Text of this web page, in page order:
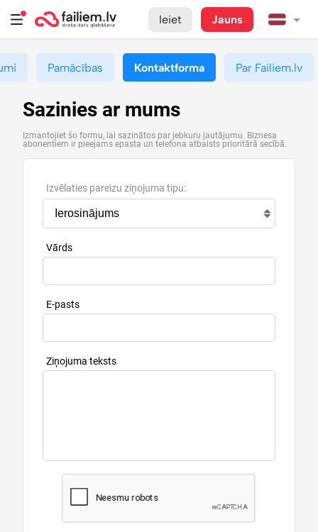
Ieiet Jauns
Pamācības Kontaktforma Par Failiem.lv
Sazinies ar mums
Izmantojiet šo formu, lai sazinātos par jebkuru jautājumu. Biznesa
abonentiem ir pieejams epasta un telefona atbalsts prioritārā secībā.
Izvēlaties pareizu ziņojuma tipu:
Vārds
E-pasts
Ziņojuma teksts